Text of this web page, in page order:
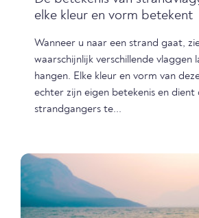
elke kleur en vorm betekent
Wanneer u naar een strand gaat,
waarschijnlijk verschillende vlaggen
hangen. Elke kleur en vorm van
echter zijn eigen betekenis en dient
strandgangers te...